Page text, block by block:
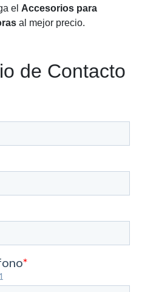
el Accesorios para
al mejor precio.
de Contacto